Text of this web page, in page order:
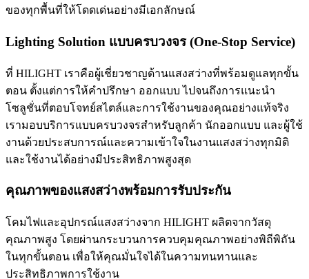
ของทุกพื้นที่ให้โดดเด่นอย่างมีเอกลักษณ์
Lighting Solution แบบครบวงจร (One-Stop Service)
ที่ HILIGHT เราคือผู้เชี่ยวชาญด้านแสงสว่างที่พร้อมดูแลทุกขั้น
ตอน ตั้งแต่การให้คำปรึกษา ออกแบบ ไปจนถึงการแนะนำ
โซลูชั่นที่ตอบโจทย์สไตล์และการใช้งานของคุณอย่างแท้จริง
เรามอบบริการแบบครบวงจรสำหรับลูกค้า นักออกแบบ และผู้ใช้
งานด้วยประสบการณ์และความเข้าใจในงานแสงสว่างทุกมิติ
และใช้งานได้อย่างมีประสิทธิภาพสูงสุด
คุณภาพของแสงสว่างพร้อมการรับประกัน
โคมไฟและอุปกรณ์แสงสว่างจาก HILIGHT ผลิตจากวัสดุ
คุณภาพสูง โดยผ่านกระบวนการควบคุมคุณภาพอย่างพิถีพิถัน
ในทุกขั้นตอน เพื่อให้คุณมั่นใจได้ในความทนทานและ
ประสิทธิภาพการใช้งาน